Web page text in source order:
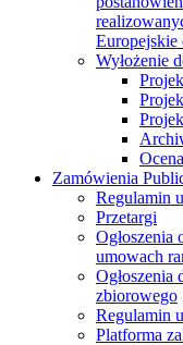
Europejskie
Wyłożenie
Zamówienia
Regulamin
Przetargi
umowach
Ogłoszenia
zbiorowego
Regulamin
Platforma